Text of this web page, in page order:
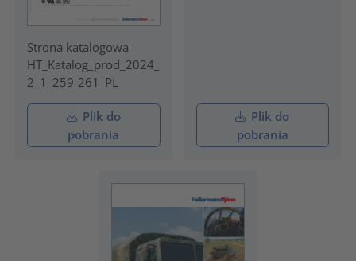
Strona katalogowa
HT_Katalog_prod_2024_
2_1_259-261_PL
Plik do
pobrania
Plik do
pobrania